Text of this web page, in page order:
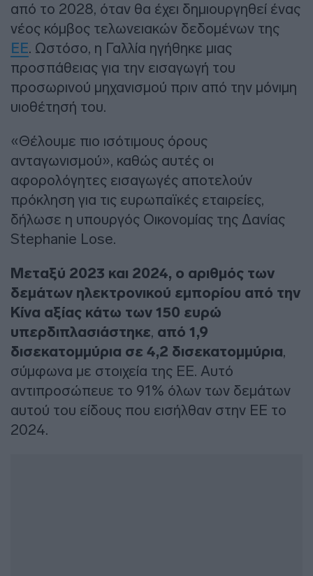
από το 2028, όταν θα έχει δημιουργηθεί ένας
νέος κόμβος τελωνειακών δεδομένων της
ΕΕ. Ωστόσο, η Γαλλία ηγήθηκε μιας
προσπάθειας για την εισαγωγή του
προσωρινού μηχανισμού πριν από την μόνιμη
υιοθέτησή του.
«Θέλουμε πιο ισότιμους όρους
ανταγωνισμού», καθώς αυτές οι
αφορολόγητες εισαγωγές αποτελούν
πρόκληση για τις ευρωπαϊκές εταιρείες,
δήλωσε η υπουργός Οικονομίας της Δανίας
Stephanie Lose.
Μεταξύ 2023 και 2024, ο αριθμός των
δεμάτων ηλεκτρονικού εμπορίου από την
Κίνα αξίας κάτω των 150 ευρώ
υπερδιπλασιάστηκε, από 1,9
δισεκατομμύρια σε 4,2 δισεκατομμύρια,
σύμφωνα με στοιχεία της ΕΕ. Αυτό
αντιπροσώπευε το 91% όλων των δεμάτων
αυτού του είδους που εισήλθαν στην ΕΕ το
2024.